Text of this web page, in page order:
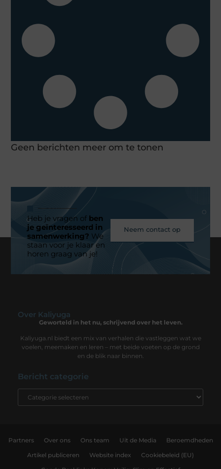
Geen berichten meer om te tonen
Heb je vragen ofben
je geïnteresseerd in
samenwerking? We
staan voor je klaar en
horen graag van je!
Neem contact op
Over Kaliyuga
Geworteld in het nu, schrijvend over het leven.
Kaliyuga.nl biedt een mix van verhalen die vastleggen wat we
voelen, meemaken en leren – met beide voeten op de grond
en de blik naar binnen.
Bericht categorie
Partners Over ons Ons team Uit de Media Beroemdheden
Artikel publiceren Website index Cookiebeleid (EU)